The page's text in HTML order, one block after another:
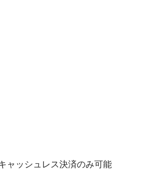
ャッシュレス決済のみ可能